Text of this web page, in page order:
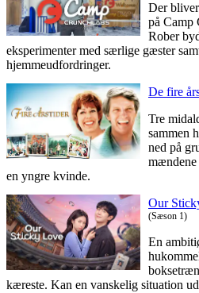
Der
på Camp
Rober
eksperimenter med særlige gæster
hjemmeudfordringer.
De fire
Tre
sammen
ned på
en yngre kvinde.
Our
(Sæson 1)
En
kæreste. Kan en vanskelig situation